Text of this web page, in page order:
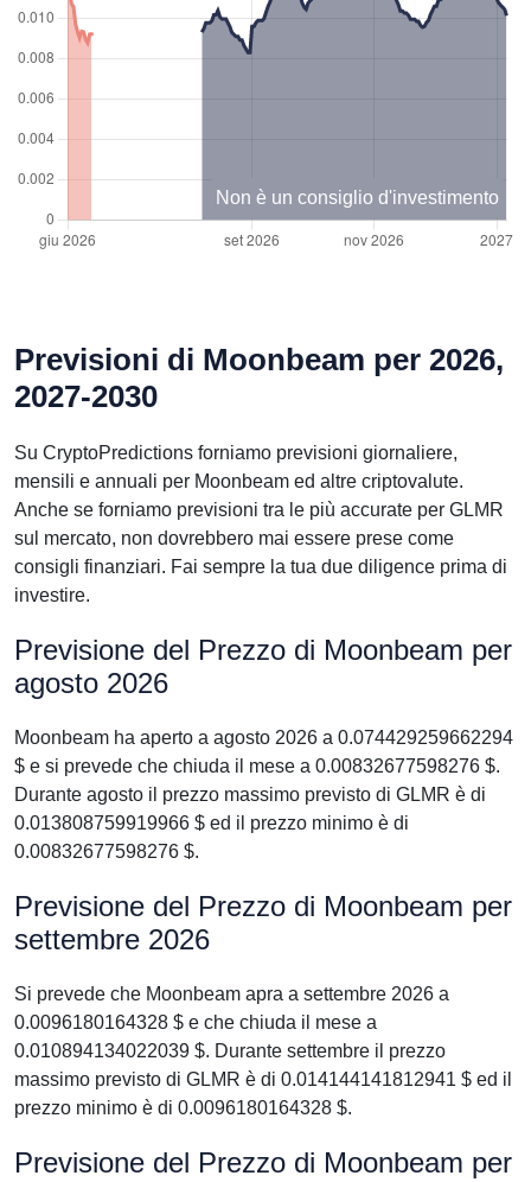
Non è un consiglio d'investimento
Previsioni di Moonbeam per 2026,
2027-2030
Su CryptoPredictions forniamo previsioni giornaliere,
mensili e annuali per Moonbeam ed altre criptovalute.
Anche se forniamo previsioni tra le più accurate per GLMR
sul mercato, non dovrebbero mai essere prese come
consigli finanziari. Fai sempre la tua due diligence prima di
investire.
Previsione del Prezzo di Moonbeam per
agosto 2026
Moonbeam ha aperto a agosto 2026 a 0.074429259662294
$ e si prevede che chiuda il mese a 0.00832677598276 $.
Durante agosto il prezzo massimo previsto di GLMR è di
0.013808759919966 $ ed il prezzo minimo è di
0.00832677598276 $.
Previsione del Prezzo di Moonbeam per
settembre 2026
Si prevede che Moonbeam apra a settembre 2026 a
0.0096180164328 $ e che chiuda il mese a
0.010894134022039 $. Durante settembre il prezzo
massimo previsto di GLMR è di 0.014144141812941 $ ed il
prezzo minimo è di 0.0096180164328 $.
Previsione del Prezzo di Moonbeam per